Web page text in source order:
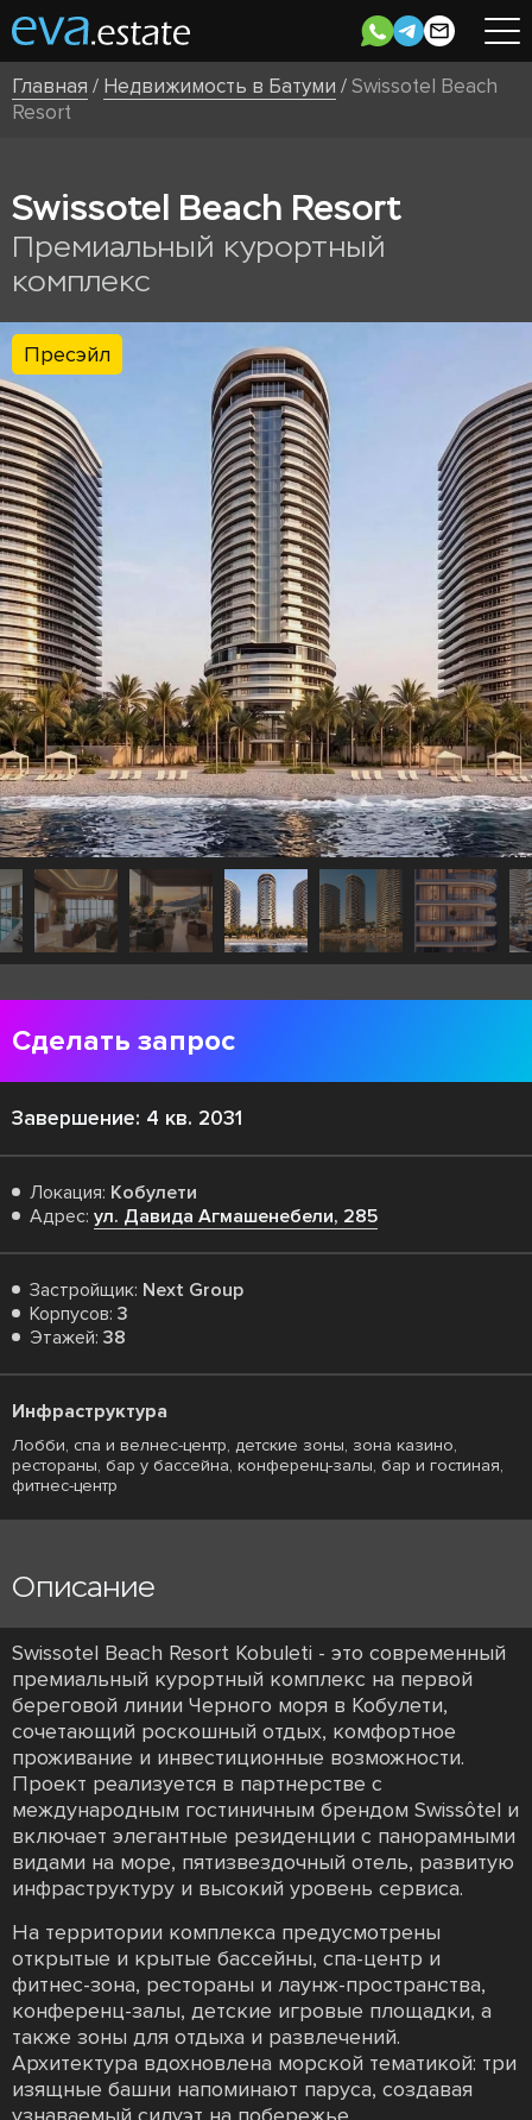
Главная / Недвижимость в Батуми /Swissotel Beach
Resort
Swissotel Beach Resort
Премиальный курортный
комплекс
Пресэйл
Сделать запрос
Завершение: 4 кв. 2031
Локация: Кобулети
Адрес: ул. Давида Агмашенебели, 285
Застройщик: Next Group
Корпусов: 3
Этажей: 38
Инфраструктура
Лобби, спа и велнес-центр, детские зоны, зона казино,
рестораны, бар у бассейна, конференц-залы, бар и гостиная,
фитнес-центр
Описание
Swissotel Beach Resort Kobuleti - это современный
премиальный курортный комплекс на первой
береговой линии Черного моря в Кобулети,
сочетающий роскошный отдых, комфортное
проживание и инвестиционные возможности.
Проект реализуется в партнерстве с
международным гостиничным брендом Swissôtel и
включает элегантные резиденции с панорамными
видами на море, пятизвездочный отель, развитую
инфраструктуру и высокий уровень сервиса.
На территории комплекса предусмотрены
открытые и крытые бассейны, спа-центр и
фитнес-зона, рестораны и лаунж-пространства,
конференц-залы, детские игровые площадки, а
также зоны для отдыха и развлечений.
Архитектура вдохновлена морской тематикой: три
изящные башни напоминают паруса, создавая